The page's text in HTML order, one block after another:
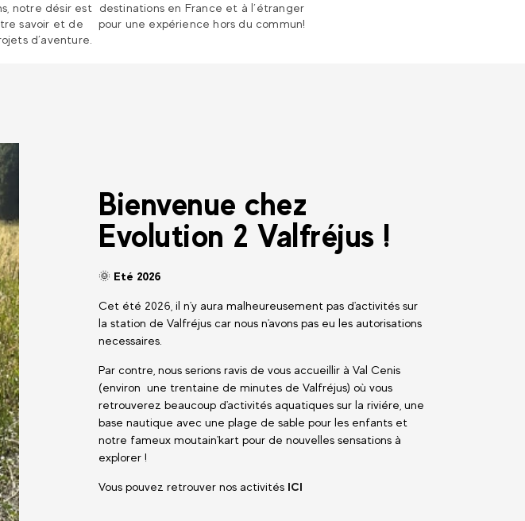
notre désir est
savoir et de
d’aventure.
destinations en France et à l’étranger
pour une expérience hors du commun!
Bienvenue chez
Evolution 2 Valfréjus !
🌞 Eté 2026
Cet été 2026, il n'y aura malheureusement pas d'activités sur
la station de Valfréjus car nous n'avons pas eu les autorisations
necessaires.
Par contre, nous serions ravis de vous accueillir à Val Cenis
(environ une trentaine de minutes de Valfréjus) où vous
retrouverez beaucoup d'activités aquatiques sur la riviére, une
base nautique avec une plage de sable pour les enfants et
notre fameux moutain'kart pour de nouvelles sensations à
explorer !
Vous pouvez retrouver nos activités ICI